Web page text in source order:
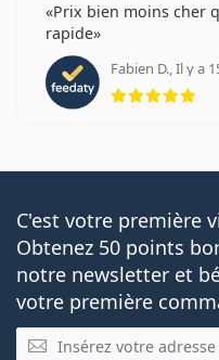
Prix bien moins cher
rapide
Fabien D., Il y a
C'est votre première
Obtenez 50 points
notre newsletter et
votre première
E-mail